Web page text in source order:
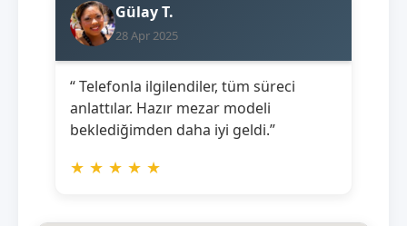
Gülay T.
28 Apr 2025
“ Telefonla ilgilendiler, tüm süreci
anlattılar. Hazır mezar modeli
beklediğimden daha iyi geldi.”
★ ★ ★ ★ ★